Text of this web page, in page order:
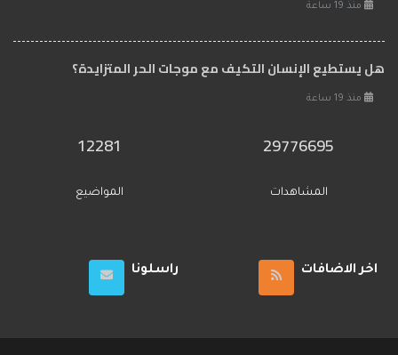
منذ 19 ساعة
هل يستطيع الإنسان التكيف مع موجات الحر المتزايدة؟
منذ 19 ساعة
29776695
المشاهدات
12281
المواضيع
اخر الاضافات راسلونا